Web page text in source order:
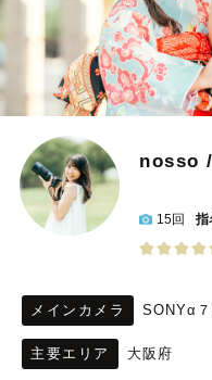
nosso
15回 指
メインカメラ SONYα
主要エリア 大阪府